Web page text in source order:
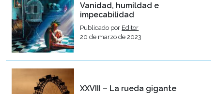
Vanidad, humildad e
impecabilidad
Publicado por Editor
20 de marzo de 2023
XXVIII – La rueda gigante